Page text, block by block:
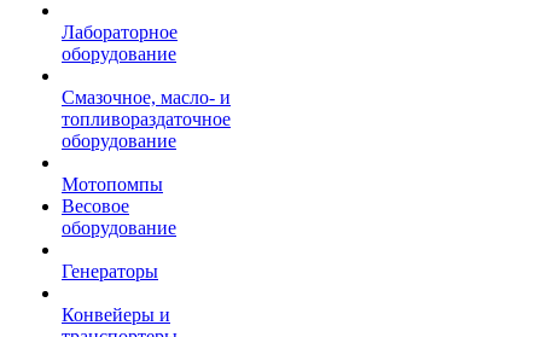
Лабораторное
оборудование
Смазочное, масло- и
топливораздаточное
оборудование
Мотопомпы
Весовое
оборудование
Генераторы
Конвейеры и